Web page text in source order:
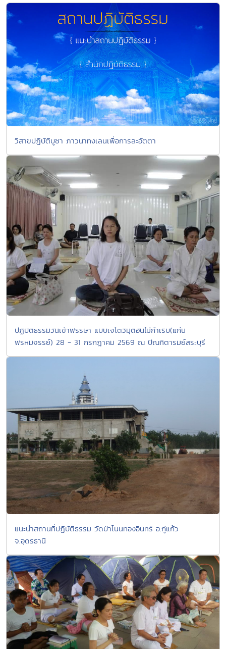
วิสาขปฏิบัติบูชา ภาวนาทงเลนเพื่อการละอัตตา
ปฏิบัติธรรมวันเข้าพรรษา แบบเจโตวิมุติอันไม่กำเริบ(แก่น
พรหมจรรย์) 28 - 31 กรกฎาคม 2569 ณ ปัณฑิตารมย์สระบุรี
แนะนำสถานที่ปฏิบัติธรรม วัดป่าโนนทองอินทร์ อ.กู่แก้ว
จ.อุดรธานี